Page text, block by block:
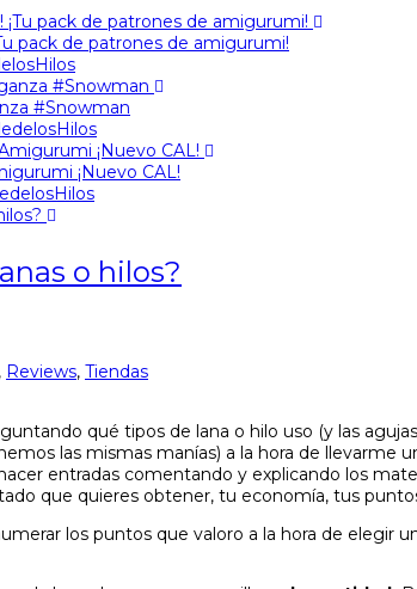
pack de patrones de amigurumi!
#Snowman
¡Nuevo CAL!
o hilos?
, Reviews, Tiendas
qué tipos de lana o hilo uso (y las
las mismas manías) a la hora de llevarme
entradas comentando y explicando los
que quieres obtener, tu economía, tus
los puntos que valoro a la hora de elegir